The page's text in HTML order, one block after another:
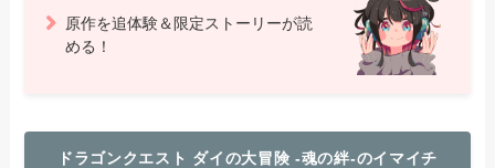
原作を追体験＆限定ストーリーが読
める！
ドラゴンクエスト ダイの大冒険 -魂の絆-のイマイチ